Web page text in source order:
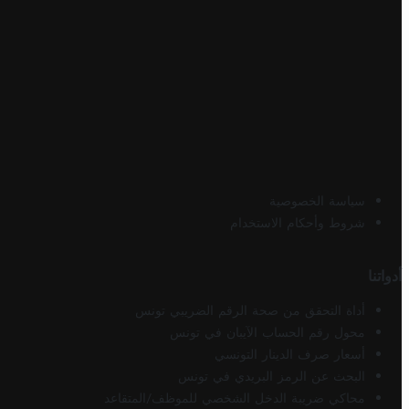
سياسة الخصوصية
شروط وأحكام الاستخدام
أدواتنا
أداة التحقق من صحة الرقم الضريبي تونس
محول رقم الحساب الآيبان في تونس
أسعار صرف الدينار التونسي
البحث عن الرمز البريدي في تونس
محاكي ضريبة الدخل الشخصي للموظف/المتقاعد